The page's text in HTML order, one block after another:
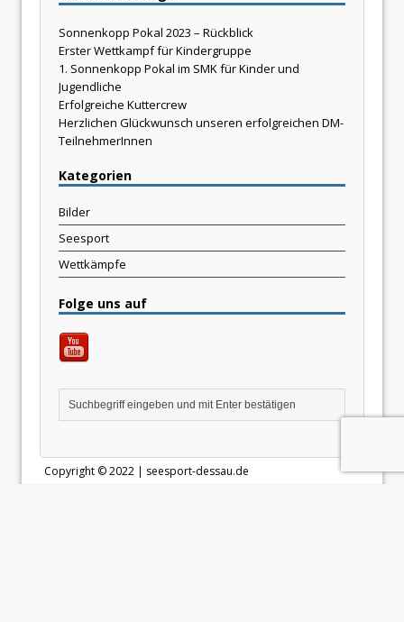
Sonnenkopp Pokal 2023 – Rückblick
Erster Wettkampf für Kindergruppe
1. Sonnenkopp Pokal im SMK für Kinder und
Jugendliche
Erfolgreiche Kuttercrew
Herzlichen Glückwunsch unseren erfolgreichen DM-
TeilnehmerInnen
Kategorien
Bilder
Seesport
Wettkämpfe
Folge uns auf
Copyright © 2022 | seesport-dessau.de